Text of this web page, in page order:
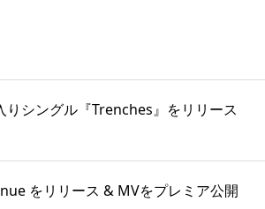
シングル『Trenches』をリリース
をリリース & MVをプレミア公開